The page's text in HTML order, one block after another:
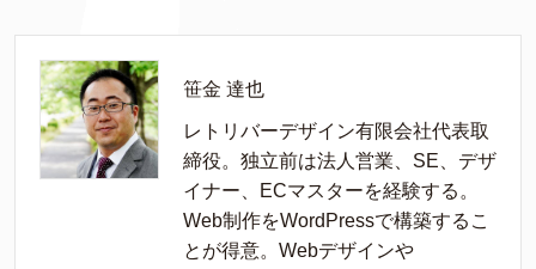
笹金 達也
レトリバーデザイン有限会社代表取
締役。独立前は法人営業、SE、デザ
イナー、ECマスターを経験する。
Web制作をWordPressで構築するこ
とが得意。Webデザインや